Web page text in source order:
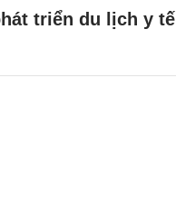
triển du lịch y tế